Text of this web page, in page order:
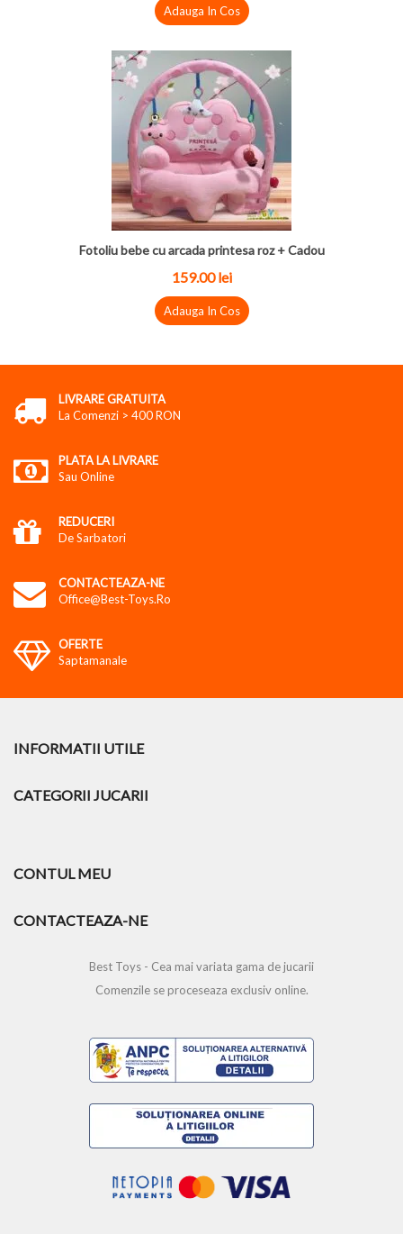
Adauga In Cos
Fotoliu bebe cu arcada printesa roz + Cadou
159.00lei
Adauga In Cos
LIVRARE GRATUITA
La Comenzi > 400 RON
PLATA LA LIVRARE
Sau Online
REDUCERI
De Sarbatori
CONTACTEAZA-NE
Office@best-Toys.ro
OFERTE
Saptamanale
INFORMATII UTILE
CATEGORII JUCARII
CONTUL MEU
CONTACTEAZA-NE
Best Toys - Cea mai variata gama de jucarii
Comenzile se proceseaza exclusiv online.